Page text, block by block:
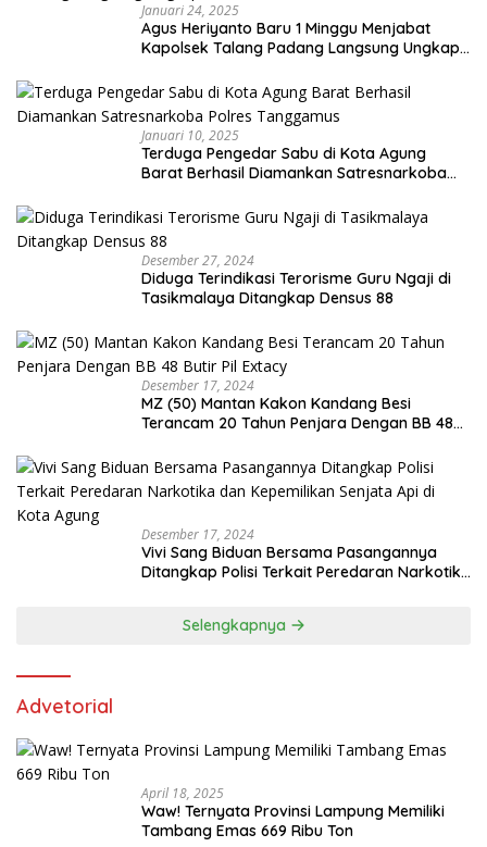
Januari 24, 2025
Agus Heriyanto Baru 1 Minggu Menjabat
Kapolsek Talang Padang Langsung Ungkap
Januari 10, 2025
Terduga Pengedar Sabu di Kota Agung
Barat Berhasil Diamankan Satresnarkoba
Desember 27, 2024
Diduga Terindikasi Terorisme Guru Ngaji di
Tasikmalaya Ditangkap Densus 88
Desember 17, 2024
MZ (50) Mantan Kakon Kandang Besi
Terancam 20 Tahun Penjara Dengan BB 48
Desember 17, 2024
Vivi Sang Biduan Bersama Pasangannya
Ditangkap Polisi Terkait Peredaran Narkotika
Selengkapnya
Advetorial
April 18, 2025
Waw! Ternyata Provinsi Lampung Memiliki
Tambang Emas 669 Ribu Ton